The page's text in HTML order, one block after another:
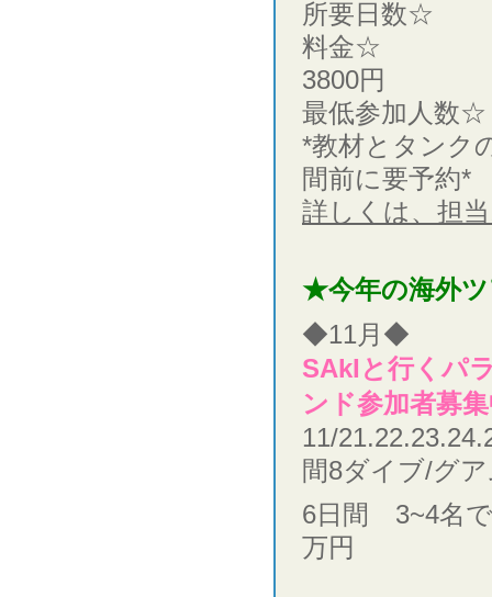
所要日数
料金☆
3800円
最低参加人数
*教材とタンク
間前に要予約*
詳しくは、担
★今年の海外
◆11月◆
SAkIと行くパ
ンド参加者募
11/
間8ダイブ/グ
6日間 3~4名
万円